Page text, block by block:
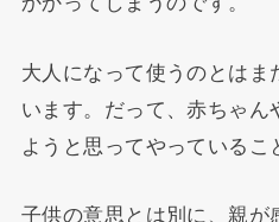
大人になって使うのとはま
います。だって、赤ちゃん
ようと思ってやっているこ
子供の意思とは別に、親が